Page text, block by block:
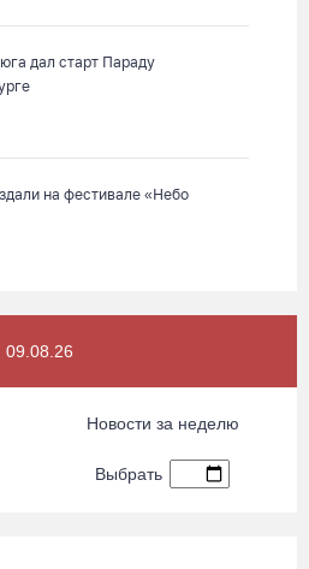
дал старт Параду
на фестивале «Небо
пройдет фестиваль памяти
09.08.26
Новости за неделю
Выбрать